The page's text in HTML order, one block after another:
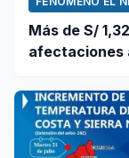
Más de S/
afectaciones